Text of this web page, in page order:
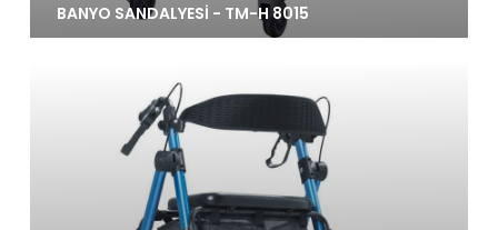
BANYO SANDALYESİ - TM-H 8015